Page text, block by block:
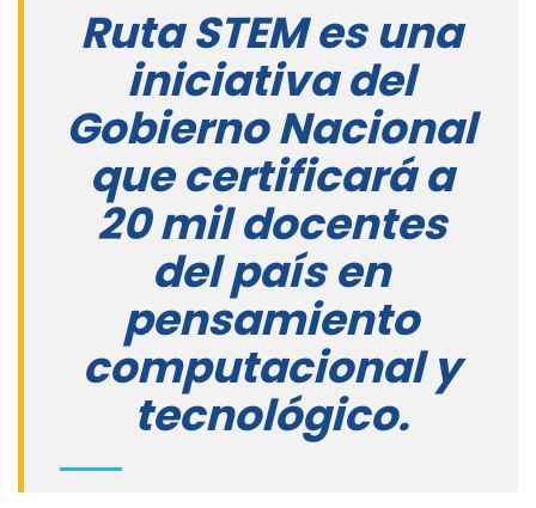
Ruta STEM es una
iniciativa del
Gobierno Nacional
que certificará a
20 mil docentes
del país en
pensamiento
computacional y
tecnológico.